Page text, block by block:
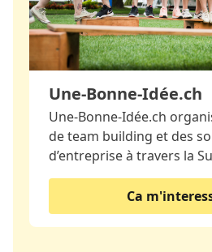
Une-Bonne-Idée.ch
Une-Bonne-Idée.ch
de team building et des
d’entreprise à travers la
Ca